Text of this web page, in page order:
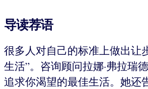
导读荐语
很多人对自己的标准上做出让
生活”。咨询顾问拉娜·弗拉瑞
追求你渴望的最佳生活。她还